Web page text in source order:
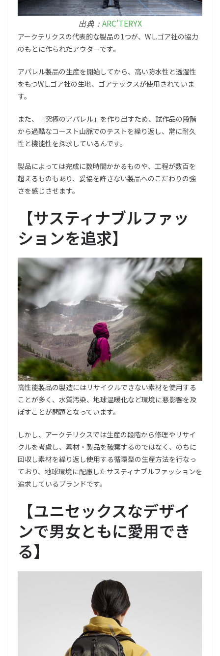
出典： ARC’TERYX
アークテリクスの代表的な製品の1つが、W.L.ゴア社の協力
のもとに作られたアウターです。
アパレル製品の生産を開始してから、高い防水性と透湿性
をもつW.L.ゴア社の生地、ゴアテックスが使用されていま
す。
また、「究極のアパレル」を作り出すため、試作品の段階
から過酷なコースト山脈でのテストを繰り返し、常に耐久
性と機能性を探求しているんです。
製品によっては完成に数時間かかるものや、工程が数百を
超えるものもあり、妥協を許さない製品へのこだわりの強
さを感じさせます。
【サスティナブルファッ
ションを追求】
高性能製品の製造にはリサイクルできない素材を使用する
ことが多く、水質汚染、地球温暖化など環境に悪影響を及
ぼすことが問題となっています。
しかし、アークテリクスでは生産の段階から修理やリサイ
クルを考慮し、素材・製品を破棄するのではなく、のちに
回収し素材を繰り返し使用する循環型の生産方法を行なっ
ており、地球環境に配慮したサスティナブルファッションを
追求しているブランドです。
【ユニセックスなデザイ
ンで男女ともに愛用でき
る】